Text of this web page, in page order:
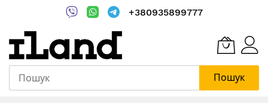
+380935899777
Пошук